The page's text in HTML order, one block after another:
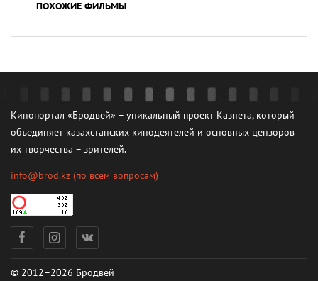
ПОХОЖИЕ ФИЛЬМЫ
Кинопортал «Бродвей» – уникальный проект Казнета, который
объединяет казахстанских кинодеятелей и основных цензоров
их творчества – зрителей.
info@brod.kz (по всем вопросам)
© 2012–2026 Бродвей